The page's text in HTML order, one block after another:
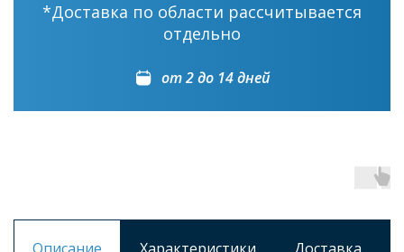
*Доставка по области рассчитывается
отдельно
от 2 до 14 дней